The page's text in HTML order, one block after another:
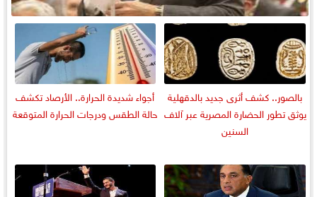
بالصور.. كشف أثرى جديد بالدقهلية
يوثق تطور الحضارة المصرية عبر آلاف
السنين
أجواء شديدة الحرارة.. الأرصاد تكشف
حالة الطقس ودرجات الحرارة المتوقعة